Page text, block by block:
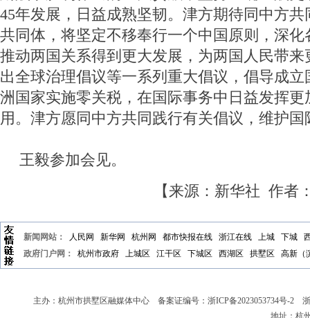
45年发展，日益成熟坚韧。津方期待同中方
共同体，将坚定不移奉行一个中国原则，深
推动两国关系得到更大发展，为两国人民带
出全球治理倡议等一系列重大倡议，倡导成
洲国家实施零关税，在国际事务中日益发挥
用。津方愿同中方共同践行有关倡议，维护国
王毅参加会见。
【来源：新华社 作者
新闻网站： 人民网 新华网 杭州网 都市快报在线 浙江在线 上城 下城
政府门户网：
杭州市政府 上城区 江干区 下城区 西湖区 拱墅区 高新（
主办：杭州市拱墅区融媒体中心 备案证编号： 浙ICP备2023053734号-2 浙